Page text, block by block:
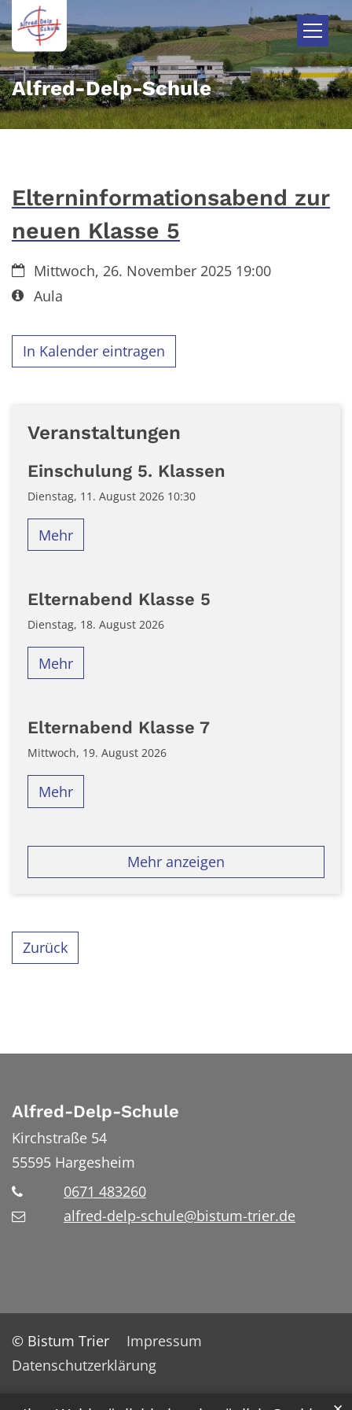
Zum Inhalt springen
Alfred-Delp-Schule
Elterninformationsabend zur
neuen Klasse 5
Datum:Mittwoch, 26. November 2025 19:00
Art bzw. Nummer:
Aula
In Kalender eintragen
Veranstaltungen
Einschulung 5. Klassen
Dienstag, 11. August 2026 10:30
Mehr
Elternabend Klasse 5
Dienstag, 18. August 2026
Mehr
Elternabend Klasse 7
Mittwoch, 19. August 2026
Mehr
Mehr anzeigen
Zurück
Alfred-Delp-Schule
Kirchstraße 54
55595 Hargesheim
0671 483260
alfred-delp-schule@bistum-trier.de
© Bistum Trier
Impressum
Datenschutzerklärung